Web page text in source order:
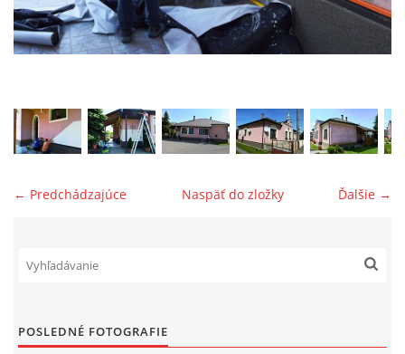
GRÉCKOKATOLÍCKA FARNOSŤ LEKÁROVCE
FILIÁLNA OBEC BAJANY
GRÉCKOKATOLÍCKY ZBOR: MÁRIINNÉ DIETKY
← Predchádzajúce Ďalšie →
Naspäť do zložky
POSLEDNÉ FOTOGRAFIE